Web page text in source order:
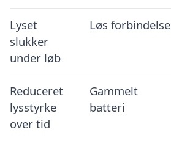
Lyset
slukker
under løb
Løs forbindelse
Reduceret
lysstyrke
over tid
Gammelt
batteri